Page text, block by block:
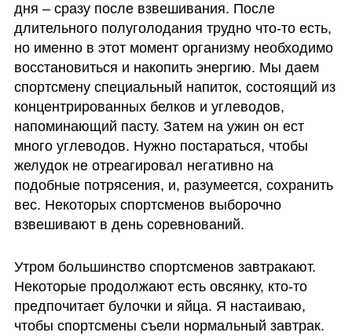
дня – сразу после взвешивания. После
длительного полуголодания трудно что-то есть,
но именно в этот момент организму необходимо
восстановиться и накопить энергию. Мы даем
спортсмену специальный напиток, состоящий из
концентрированных белков и углеводов,
напоминающий пасту. Затем на ужин он ест
много углеводов. Нужно постараться, чтобы
желудок не отреагировал негативно на
подобные потрясения, и, разумеется, сохранить
вес. Некоторых спортсменов выборочно
взвешивают в день соревнований.
Утром большинство спортсменов завтракают.
Некоторые продолжают есть овсянку, кто-то
предпочитает булочки и яйца. Я настаиваю,
чтобы спортсмены съели нормальный завтрак.